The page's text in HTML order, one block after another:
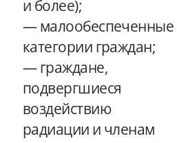
и более);
— малообеспеченные
категории граждан;
— граждане,
подвергшиеся
воздействию
радиации и членам